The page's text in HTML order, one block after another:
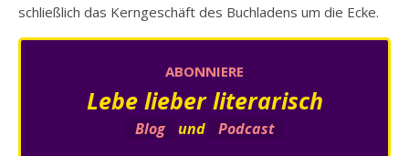
schließlich das Kerngeschäft des Buchladens um die Ecke.
ABONNIERE
Lebe lieber literarisch
Blog und Podcast